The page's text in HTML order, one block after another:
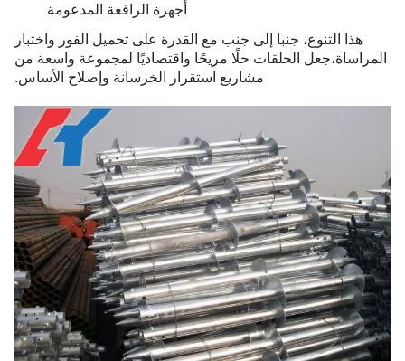
أجهزة الرافعة المدعومة
هذا التنوع، جنبا إلى جنب مع القدرة على تحميل الفور واختبار
المراساة،جعل الحلقات حلًا مريحًا واقتصاديًا لمجموعة واسعة من
مشاريع استقرار الخرسانة وإصلاح الأساس.